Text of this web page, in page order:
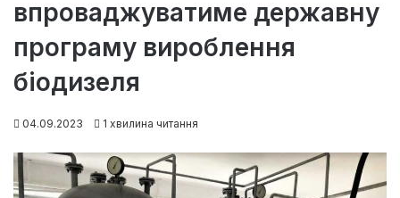
впроваджуватиме державну
програму вироблення
біодизеля
04.09.2023 1 хвилина читання